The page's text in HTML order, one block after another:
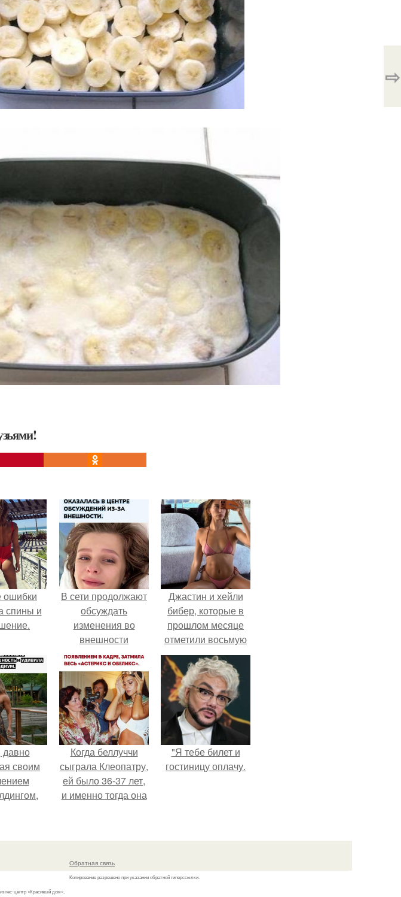
⇨
ошибки
спины и
В сети продолжают
обсуждать
изменения во
внешности
актрисы.
Джастин и хейли
бибер, которые в
прошлом месяце
отметили восьмую
годовщину
помолвки, показали
новые фото с
совместного
отдыха.
своим
Когда беллуччи
сыграла Клеопатру,
ей было 36-37 лет,
и именно тогда она
"Я тебе билет и
гостиницу оплачу.
центр «Красивый дом»,
Обратная связь
Копирование разрешено при указании обратной гиперссылки.